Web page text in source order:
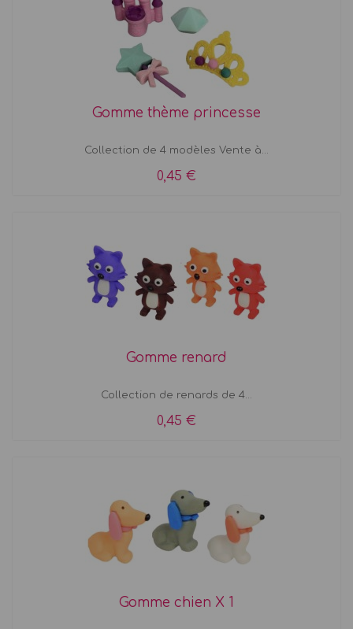
Gomme thème princesse
Collection de 4 modèles Vente à...
0,45 €
Gomme renard
Collection de renards de 4...
0,45 €
Gomme chien X 1